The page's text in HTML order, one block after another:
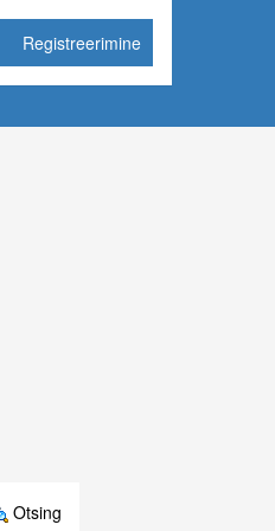
Registreerimine
Otsing